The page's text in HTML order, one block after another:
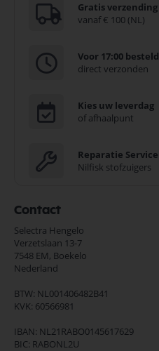
Gratis verzending
vanaf € 100 (NL)
Voor 17:00 besteld
direct verzonden
Kies uw leverdag
of afhaalpunt
Reparatie Service
Nilfisk stofzuigers
Contact
Selectra Hengelo
Verzetslaan 13-7
7548 EM, Boekelo
Nederland
BTW: NL001406482B41
KVK: 60566981
IBAN: NL21RABO0145617629
BIC: RABONL2U